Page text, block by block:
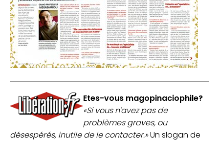
Etes-vous magopinaciophile?
«Si vous n'avez pas de
problèmes graves, ou
désespérés, inutile de le contacter.»Un slogan de